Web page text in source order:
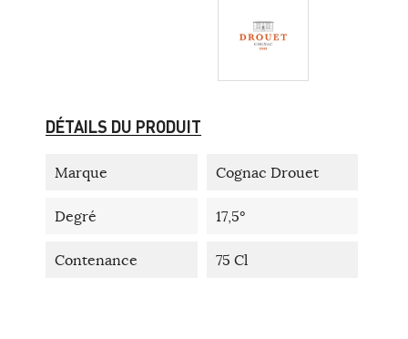
DÉTAILS DU PRODUIT
Marque Cognac Drouet
Degré 17,5°
Contenance 75 Cl